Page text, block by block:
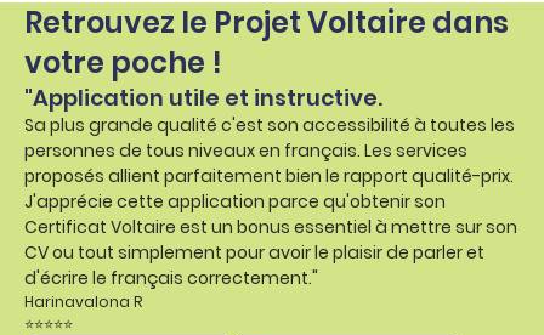
Retrouvez le Projet Voltaire dans
votre poche !
"Application utile et instructive.
Sa plus grande qualité c'est son accessibilité à toutes les
personnes de tous niveaux en français. Les services
proposés allient parfaitement bien le rapport qualité-prix.
J'apprécie cette application parce qu'obtenir son
Certificat Voltaire est un bonus essentiel à mettre sur son
CV ou tout simplement pour avoir le plaisir de parler et
d'écrire le français correctement."
Harinavalona R
⭐⭐⭐⭐⭐